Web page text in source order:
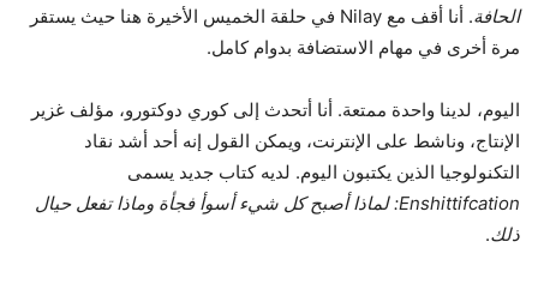
الحافة
. أنا أقف مع Nilay في حلقة الخميس الأخيرة هنا حيث يستقر
مرة أخرى في مهام الاستضافة بدوام كامل.
اليوم، لدينا واحدة ممتعة. أنا أتحدث إلى كوري دوكتورو، مؤلف غزير
الإنتاج، وناشط على الإنترنت، ويمكن القول إنه أحد أشد نقاد
التكنولوجيا الذين يكتبون اليوم. لديه كتاب جديد يسمى
Enshittifcation: لماذا أصبح كل شيء أسوأ فجأة وماذا تفعل حيال
ذلك.